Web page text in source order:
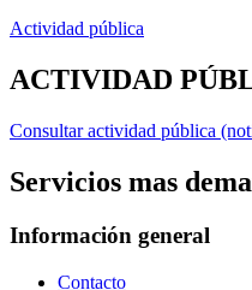
Actividad pública
ACTIVIDAD
Consultar actividad pública
Servicios mas
Información general
Contacto